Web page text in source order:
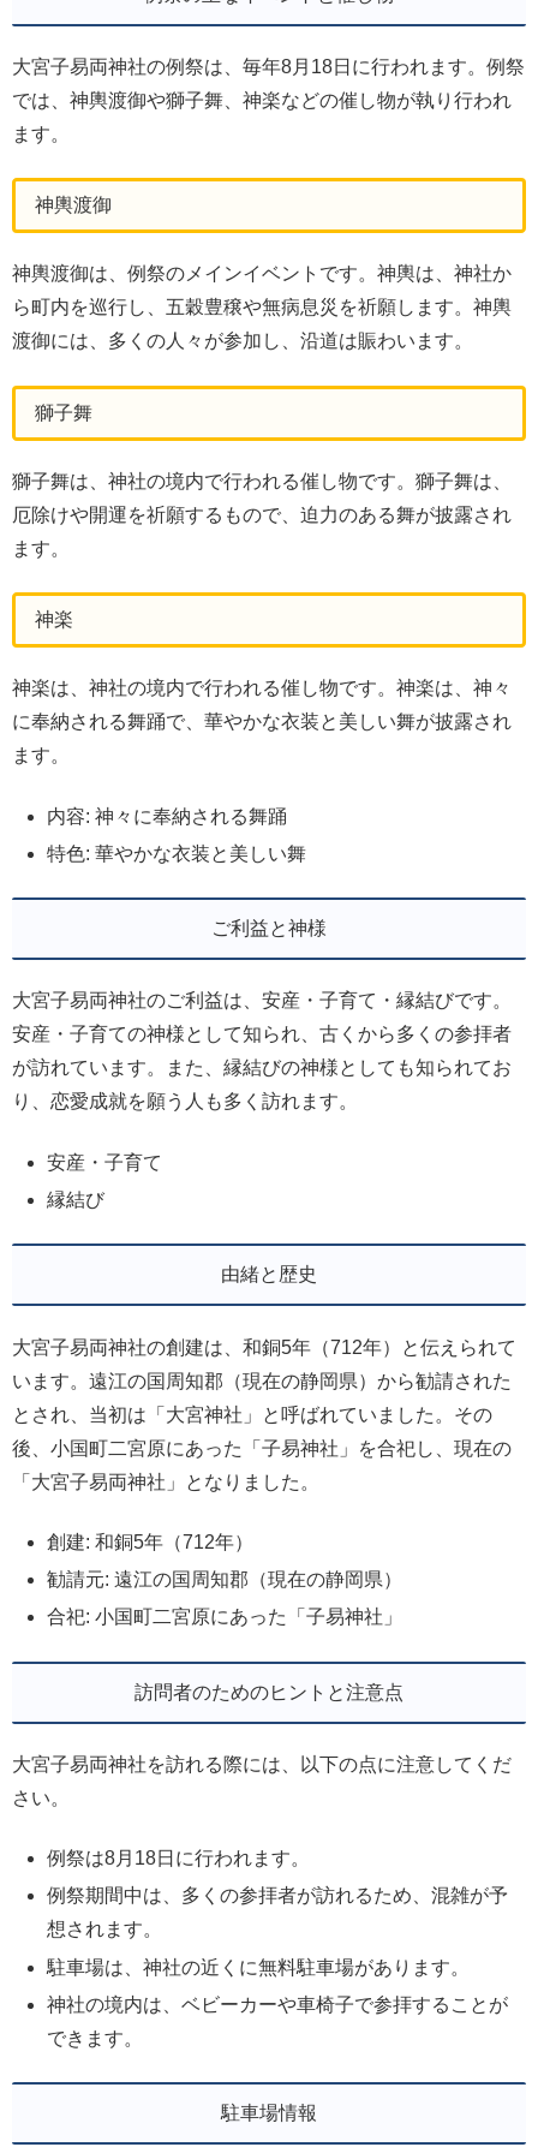
大宮子易両神社の例祭は、毎年8月18日に行われます。例祭
では、神輿渡御や獅子舞、神楽などの催し物が執り行われ
ます。
神輿渡御
神輿渡御は、例祭のメインイベントです。神輿は、神社か
ら町内を巡行し、五穀豊穣や無病息災を祈願します。神輿
渡御には、多くの人々が参加し、沿道は賑わいます。
獅子舞
獅子舞は、神社の境内で行われる催し物です。獅子舞は、
厄除けや開運を祈願するもので、迫力のある舞が披露され
ます。
神楽
神楽は、神社の境内で行われる催し物です。神楽は、神々
に奉納される舞踊で、華やかな衣装と美しい舞が披露され
ます。
内容: 神々に奉納される舞踊
特色: 華やかな衣装と美しい舞
ご利益と神様
大宮子易両神社のご利益は、安産・子育て・縁結びです。
安産・子育ての神様として知られ、古くから多くの参拝者
が訪れています。また、縁結びの神様としても知られてお
り、恋愛成就を願う人も多く訪れます。
安産・子育て
縁結び
由緒と歴史
大宮子易両神社の創建は、和銅5年（712年）と伝えられて
います。遠江の国周知郡（現在の静岡県）から勧請された
とされ、当初は「大宮神社」と呼ばれていました。その
後、小国町二宮原にあった「子易神社」を合祀し、現在の
「大宮子易両神社」となりました。
創建: 和銅5年（712年）
勧請元: 遠江の国周知郡（現在の静岡県）
合祀: 小国町二宮原にあった「子易神社」
訪問者のためのヒントと注意点
大宮子易両神社を訪れる際には、以下の点に注意してくだ
さい。
例祭は8月18日に行われます。
例祭期間中は、多くの参拝者が訪れるため、混雑が予
想されます。
駐車場は、神社の近くに無料駐車場があります。
神社の境内は、ベビーカーや車椅子で参拝することが
できます。
駐車場情報